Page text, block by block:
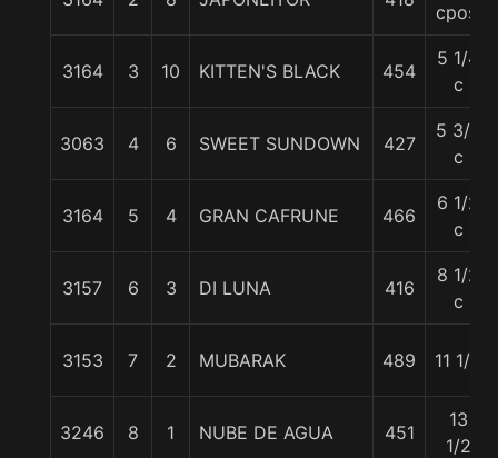
cpos.
3164 3 10 KITTEN'S BLACK 454
5 1/4
c
3063 4 6 SWEET SUNDOWN 427
5 3/4
c
3164 5 4 GRAN CAFRUNE 466
6 1/2
c
3157 6 3 DI LUNA 416
8 1/2
c
3153 7 2 MUBARAK 489 11 1/2
3246 8 1 NUBE DE AGUA 451
13
1/2